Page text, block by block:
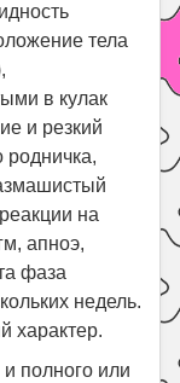
тела
в кулак
и резкий
родничка,
на
апноэ,
фаза
недель.
характер.
полного или